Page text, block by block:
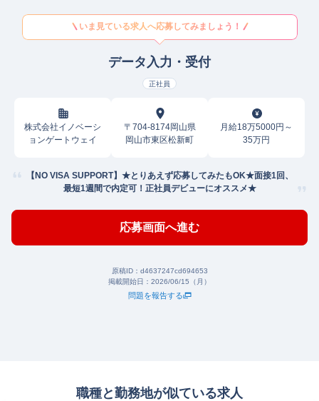
いま見ている求人へ応募してみましょう！
データ入力・受付
正社員
株式会社イノベーシ
ョンゲートウェイ
〒704-8174岡山県
岡山市東区松新町
月給18万5000円～
35万円
【NO VISA SUPPORT】★とりあえず応募してみたもOK★面接1回、
最短1週間で内定可！正社員デビューにオススメ★
応募画面へ進む
原稿ID： d4637247cd694653
掲載開始日： 2026/06/15（月）
問題を報告する
職種と勤務地が似ている求人